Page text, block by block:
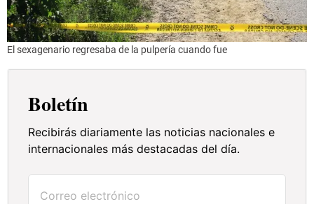
El sexagenario regresaba de la pulpería cuando fue
Boletín
Recibirás diariamente las noticias nacionales e
internacionales más destacadas del día.